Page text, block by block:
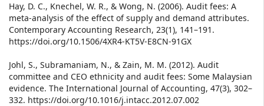
Hay, D. C., Knechel, W. R., & Wong, N. (2006). Audit fees: A
meta-analysis of the effect of supply and demand attributes.
Contemporary Accounting Research, 23(1), 141–191.
https://doi.org/10.1506/4XR4-KT5V-E8CN-91GX
Johl, S., Subramaniam, N., & Zain, M. M. (2012). Audit
committee and CEO ethnicity and audit fees: Some Malaysian
evidence. The International Journal of Accounting, 47(3), 302–
332. https://doi.org/10.1016/j.intacc.2012.07.002